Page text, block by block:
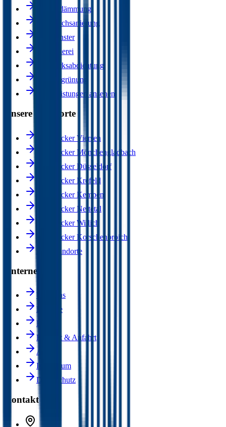
Wärmedämmung
Flachdachsanierung
Dachfenster
Klempnerei
Bauwerksabdichtung
Dachbegrünung
Alle Leistungen ansehen
Unsere Standorte
Dachdecker Viersen
Dachdecker Mönchengladbach
Dachdecker Düsseldorf
Dachdecker Krefeld
Dachdecker Kempen
Dachdecker Nettetal
Dachdecker Willich
Dachdecker Korschenbroich
Alle Standorte
Unternehmen
Über uns
Karriere
Blog
Kontakt & Anfahrt
AGB
Impressum
Datenschutz
Kontakt